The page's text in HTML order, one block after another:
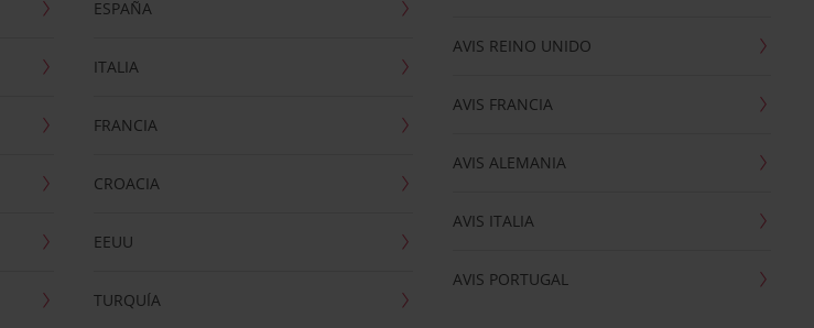
ESPAÑA
ITALIA
FRANCIA
CROACIA
EEUU
TURQUÍA
AVIS REINO UNIDO
AVIS FRANCIA
AVIS ALEMANIA
AVIS ITALIA
AVIS PORTUGAL